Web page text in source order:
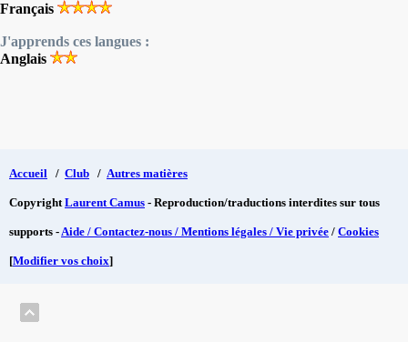
Français
J'apprends ces langues :
Anglais
Accueil / Club / Autres matières
CopyrightLaurent Camus - Reproduction/traductions interdites sur tous
supports -Aide / Contactez-nous / Mentions légales / Vie privée / Cookies
[Modifier vos choix]